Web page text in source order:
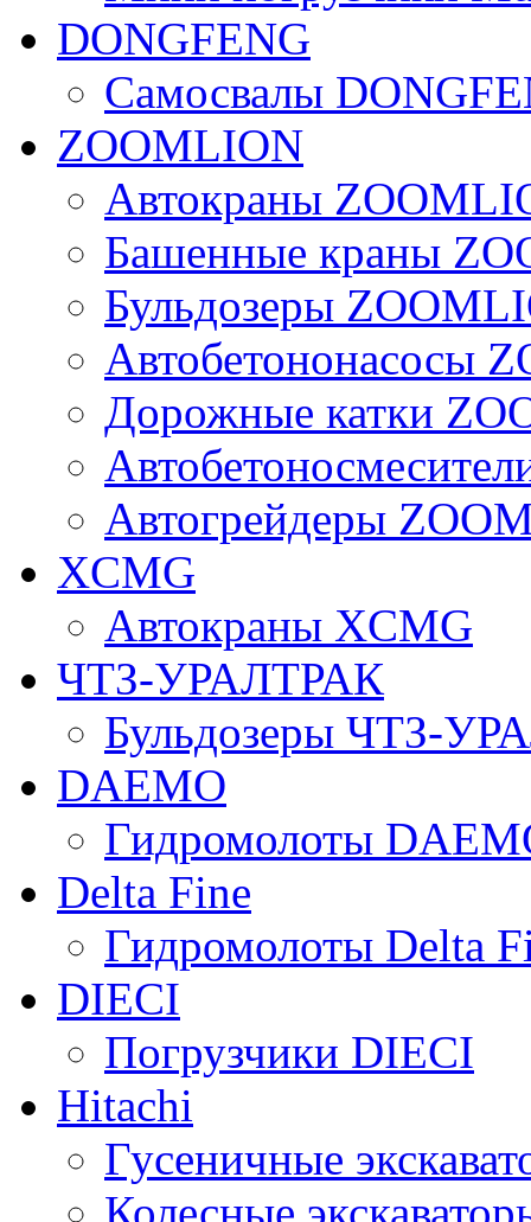
DONGFENG
Самосвалы
ZOOMLION
Автокраны
Башенные краны
Бульдозеры
Автобетононасосы
Дорожные катки
Автогрейдеры
XCMG
Автокраны XCMG
ЧТЗ-УРАЛТРАК
Бульдозеры ЧТЗ-
DAEMO
Гидромолоты
Delta Fine
Гидромолоты Delta
DIECI
Погрузчики DIECI
Hitachi
Гусеничные
Колесные